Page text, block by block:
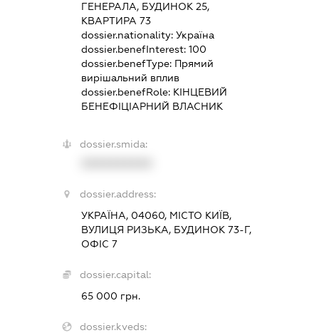
ГЕНЕРАЛА, БУДИНОК 25,
КВАРТИРА 73
dossier.nationality:Україна
dossier.benefInterest:100
dossier.benefType: Прямий
вирішальний вплив
dossier.benefRole: КІНЦЕВИЙ
БЕНЕФІЦІАРНИЙ ВЛАСНИК
dossier.smida:
dossier.address:
УКРАЇНА, 04060, МІСТО КИЇВ,
ВУЛИЦЯ РИЗЬКА, БУДИНОК 73-Г,
ОФІС 7
dossier.capital:
65 000 грн.
dossier.kveds: